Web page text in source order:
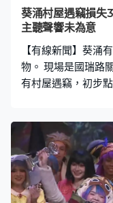
葵涌村屋遇竊損
主聽聲響未為意
【有線新聞】葵涌
物。 現場是國瑞路
有村屋遇竊，初步
屋住有一對情侶，